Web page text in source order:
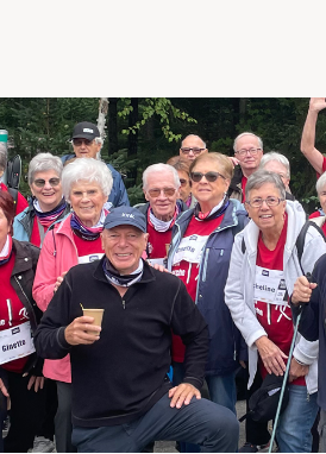
Les 6 étapes de décision
Votre arrivée en résidence
Témoignages
Ce qui est inclus
Votre appartement
Aires communes
Activités
Commerces intégrés
Services optionnels
Repas